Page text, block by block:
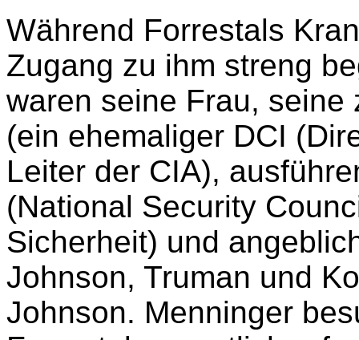
Während Forrestals
Zugang zu ihm streng
waren seine Frau, seine
(ein ehemaliger DCI
Leiter der CIA),
(National Security
Sicherheit) und
Johnson, Truman und
Johnson. Menninger